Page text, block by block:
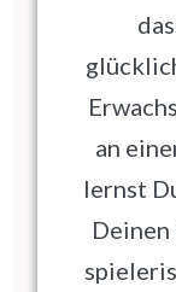
an
lernst